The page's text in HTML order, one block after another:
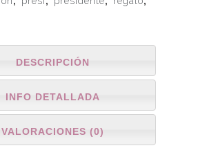
DESCRIPCIÓN
INFO DETALLADA
VALORACIONES (0)